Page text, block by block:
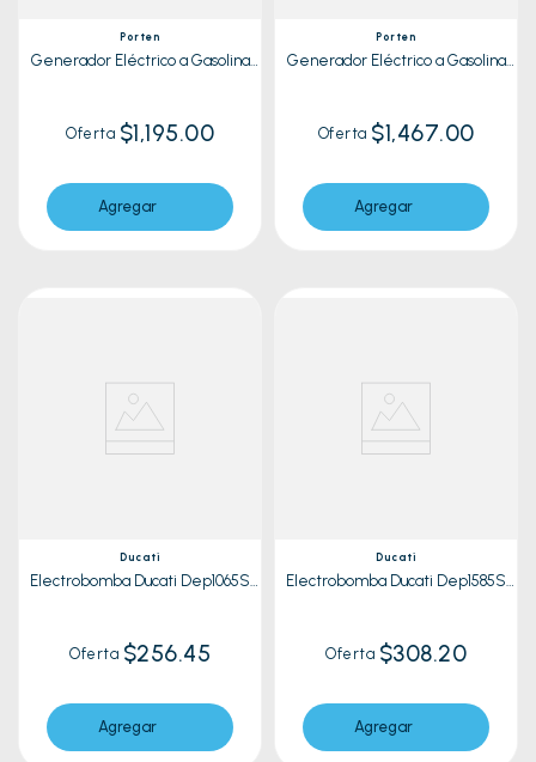
Porten
Generador Eléctrico a Gasolina
Oferta $1,195.00
Agregar
Porten
Generador Eléctrico a Gasolina
Oferta $1,467.00
Agregar
Ducati
Electrobomba Ducati Dep1065S
Oferta $256.45
Agregar
Ducati
Electrobomba Ducati Dep1585S
Oferta $308.20
Agregar